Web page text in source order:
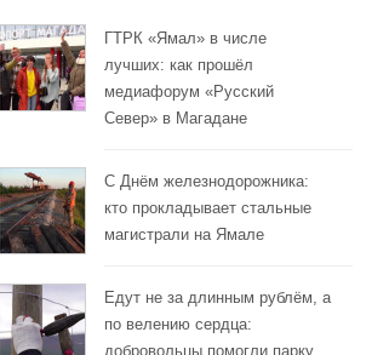
ГТРК «Ямал» в числе
лучших: как прошёл
медиафорум «Русский
Север» в Магадане
С Днём железнодорожника:
кто прокладывает стальные
магистрали на Ямале
Едут не за длинным рублём, а
по велению сердца:
добровольцы помогли парку